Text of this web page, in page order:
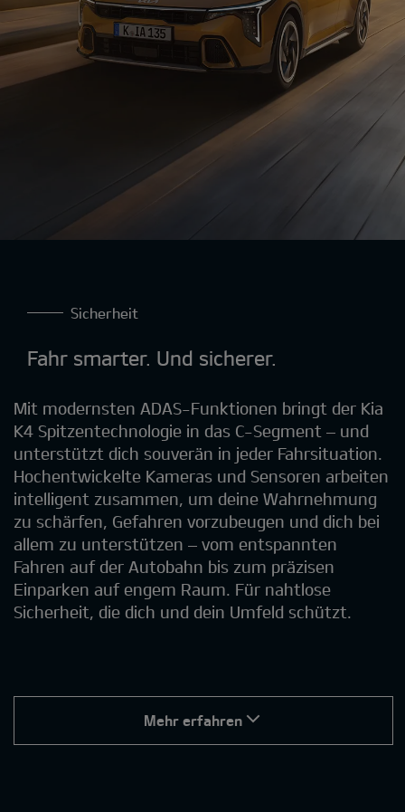
Sicherheit
Fahr smarter. Und sicherer.
Mit modernsten ADAS-Funktionen bringt der Kia
K4 Spitzentechnologie in das C-Segment – und
unterstützt dich souverän in jeder Fahrsituation.
Hochentwickelte Kameras und Sensoren arbeiten
intelligent zusammen, um deine Wahrnehmung
zu schärfen, Gefahren vorzubeugen und dich bei
allem zu unterstützen – vom entspannten
Fahren auf der Autobahn bis zum präzisen
Einparken auf engem Raum. Für nahtlose
Sicherheit, die dich und dein Umfeld schützt.
Mehr erfahren